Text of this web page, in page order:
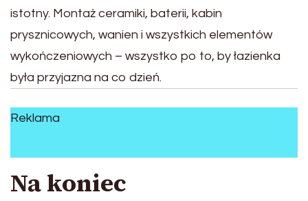
istotny. Montaż ceramiki, baterii, kabin
prysznicowych, wanien i wszystkich elementów
wykończeniowych – wszystko po to, by łazienka
była przyjazna na co dzień.
Reklama
Na koniec